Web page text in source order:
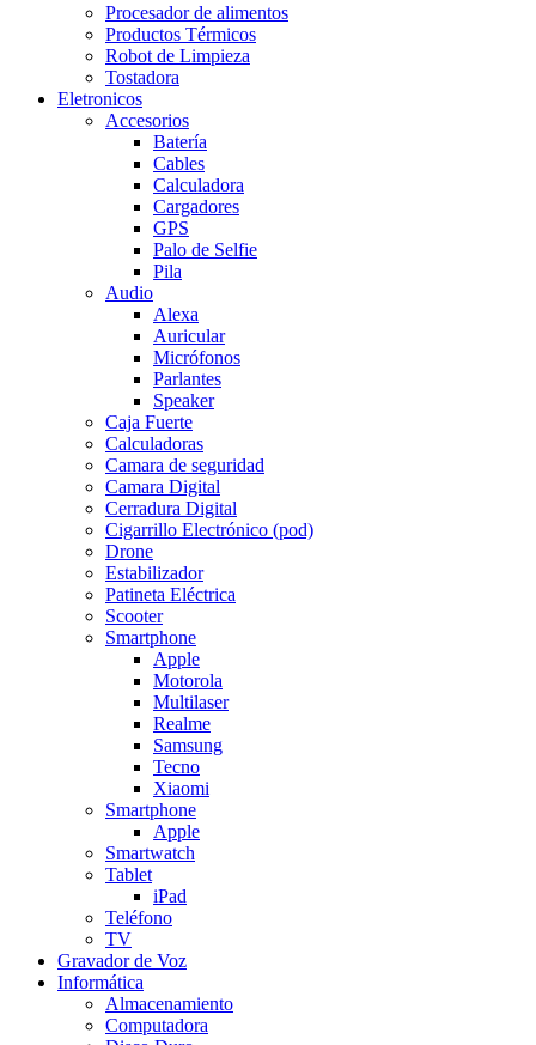
Procesador de alimentos
Productos Térmicos
Robot de Limpieza
Tostadora
Eletronicos
Accesorios
Batería
Cables
Calculadora
Cargadores
GPS
Palo de Selfie
Pila
Audio
Alexa
Auricular
Micrófonos
Parlantes
Speaker
Caja Fuerte
Calculadoras
Camara de seguridad
Camara Digital
Cerradura Digital
Cigarrillo Electrónico (pod)
Drone
Estabilizador
Patineta Eléctrica
Scooter
Smartphone
Apple
Motorola
Multilaser
Realme
Samsung
Tecno
Xiaomi
Smartphone
Apple
Smartwatch
Tablet
iPad
Teléfono
TV
Gravador de Voz
Informática
Almacenamiento
Computadora